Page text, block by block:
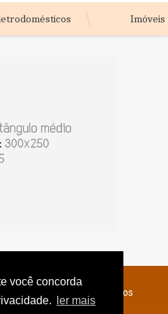
você concorda
ler mais
Imóveis
do Interior - Todos os direitos